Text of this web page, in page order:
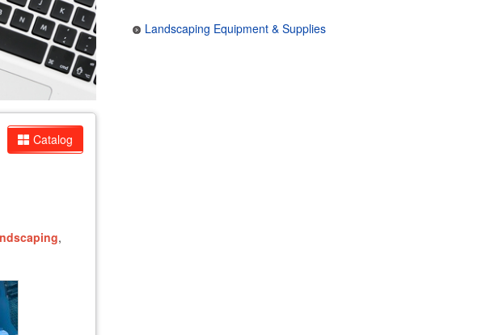
Catalog
,
Landscaping Equipment & Supplies